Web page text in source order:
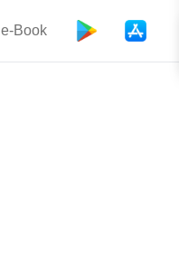
e-Book